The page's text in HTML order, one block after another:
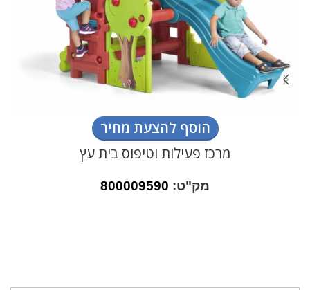
הוסף להצעת מחיר
מרכז פעילות וטיפוס בית עץ
מק"ט: 800009590